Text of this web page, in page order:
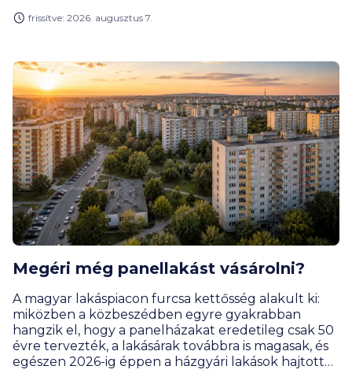
díjakra érdemes előre felkészülnöd, és melyeket
frissítve: 2026. augusztus 7.
Megéri még panellakást vásárolni?
A magyar lakáspiacon furcsa kettősség alakult ki:
miközben a közbeszédben egyre gyakrabban
hangzik el, hogy a panelházakat eredetileg csak 50
évre tervezték, a lakásárak továbbra is magasak, és
egészen 2026-ig éppen a házgyári lakások hajtották